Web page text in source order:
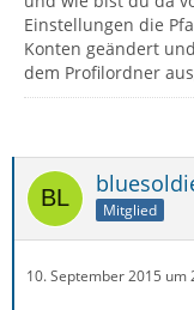
Einstellungen die
Konten geändert
dem Profilordner
Mitglied
10. September 2015 um